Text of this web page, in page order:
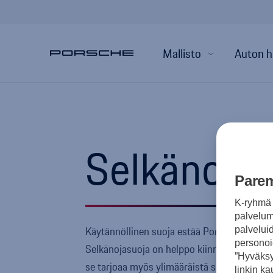
Mallisto Auton
Käytännöllinen suoja estää Porschesi
Selkänojasuoja on helppo kiinnittää.
se tarjoaa myös ylimääräistä säilytystilaa.
K-
linkin